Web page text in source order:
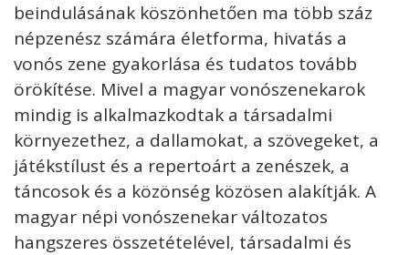
beindulásának köszönhetően ma több száz
népzenész számára életforma, hivatás a
vonós zene gyakorlása és tudatos tovább
örökítése. Mivel a magyar vonószenekarok
mindig is alkalmazkodtak a társadalmi
környezethez, a dallamokat, a szövegeket, a
játékstílust és a repertoárt a zenészek, a
táncosok és a közönség közösen alakítják. A
magyar népi vonószenekar változatos
hangszeres összetételével, társadalmi és